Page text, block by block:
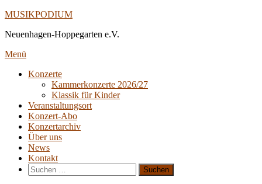
Direkt
Inhalt
MUSIKPODIUM
Neuenhagen-Hoppegarten e.V.
Menü
Konzerte
Kammerkonzerte 2026/27
Klassik für Kinder
Veranstaltungsort
Konzert-Abo
Konzertarchiv
Über uns
News
Kontakt
Suche
nach: